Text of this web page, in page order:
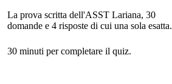
La prova scritta dell'ASST Lariana, 30
domande e 4 risposte di cui una sola esatta.
30 minuti per completare il quiz.